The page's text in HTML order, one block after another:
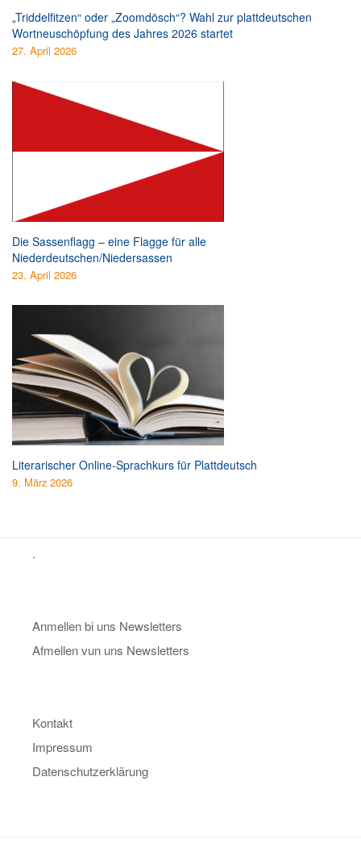
„Triddelfitzen“ oder „Zoomdösch“? Wahl zur plattdeutschen
Wortneuschöpfung des Jahres 2026 startet
27. April 2026
Die Sassenflagg – eine Flagge für alle
Niederdeutschen/Niedersassen
23. April 2026
Literarischer Online-Sprachkurs für Plattdeutsch
9. März 2026
.
Anmellen bi uns Newsletters
Afmellen vun uns Newsletters
Kontakt
Impressum
Datenschutzerklärung